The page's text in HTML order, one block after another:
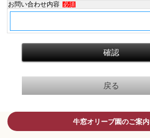
お問い合わせ内容
必須
牛窓オリーブ園のご案内